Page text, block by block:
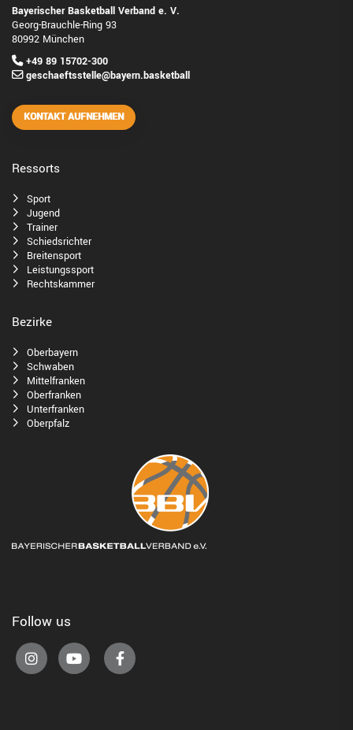
Bayerischer Basketball Verband e. V.
Georg-Brauchle-Ring 93
80992 München
+49 89 15702-300
geschaeftsstelle@bayern.basketball
KONTAKT AUFNEHMEN
Ressorts
Sport
Jugend
Trainer
Schiedsrichter
Breitensport
Leistungssport
Rechtskammer
Bezirke
Oberbayern
Schwaben
Mittelfranken
Oberfranken
Unterfranken
Oberpfalz
Follow us